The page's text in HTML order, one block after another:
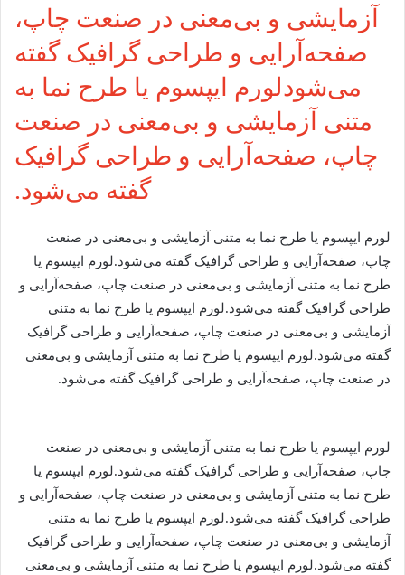
آزمایشی و بی‌معنی در صنعت چاپ،
صفحه‌آرایی و طراحی گرافیک گفته
می‌شودلورم ایپسوم یا طرح‌ نما به
متنی آزمایشی و بی‌معنی در صنعت
چاپ، صفحه‌آرایی و طراحی گرافیک
گفته می‌شود.
لورم ایپسوم یا طرح‌ نما به متنی آزمایشی و بی‌معنی در صنعت
چاپ، صفحه‌آرایی و طراحی گرافیک گفته می‌شود.لورم ایپسوم یا
طرح‌ نما به متنی آزمایشی و بی‌معنی در صنعت چاپ، صفحه‌آرایی و
طراحی گرافیک گفته می‌شود.لورم ایپسوم یا طرح‌ نما به متنی
آزمایشی و بی‌معنی در صنعت چاپ، صفحه‌آرایی و طراحی گرافیک
گفته می‌شود.لورم ایپسوم یا طرح‌ نما به متنی آزمایشی و بی‌معنی
در صنعت چاپ، صفحه‌آرایی و طراحی گرافیک گفته می‌شود.
لورم ایپسوم یا طرح‌ نما به متنی آزمایشی و بی‌معنی در صنعت
چاپ، صفحه‌آرایی و طراحی گرافیک گفته می‌شود.لورم ایپسوم یا
طرح‌ نما به متنی آزمایشی و بی‌معنی در صنعت چاپ، صفحه‌آرایی و
طراحی گرافیک گفته می‌شود.لورم ایپسوم یا طرح‌ نما به متنی
آزمایشی و بی‌معنی در صنعت چاپ، صفحه‌آرایی و طراحی گرافیک
گفته می‌شود.لورم ایپسوم یا طرح‌ نما به متنی آزمایشی و بی‌معنی